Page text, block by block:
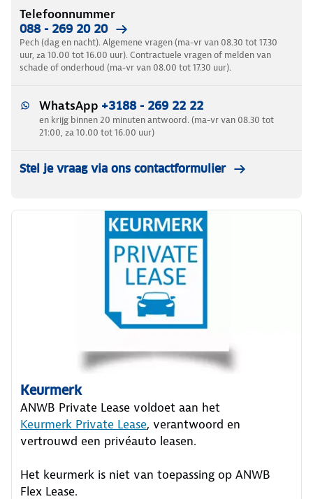
Telefoonnummer
088 - 269 20 20
Pech (dag en nacht). Algemene vragen (ma-vr van 08.30 tot 17.30
uur, za 10.00 tot 16.00 uur). Contractuele vragen of melden van
schade of onderhoud (ma-vr van 08.00 tot 17.30 uur).
WhatsApp +3188 - 269 22 22
en krijg binnen 20 minuten antwoord. (ma-vr van 08.30 tot
21:00, za 10.00 tot 16.00 uur)
Stel je vraag via ons contactformulier
Keurmerk
ANWB Private Lease voldoet aan het
Keurmerk Private Lease, verantwoord en
vertrouwd een privéauto leasen.
Het keurmerk is niet van toepassing op ANWB
Flex Lease.